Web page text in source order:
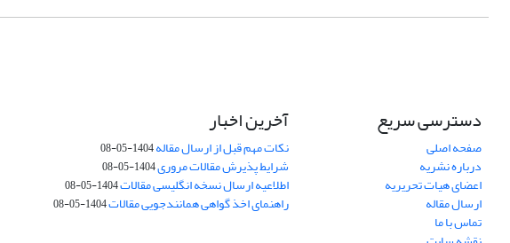
دسترسی سریع
صفحه اصلی
درباره نشریه
اعضای هیات تحریریه
ارسال مقاله
تماس با ما
آخرین اخبار
نکات مهم قبل از ارسال مقاله1404-05-08
شرایط پذیرش مقالات مروری1404-05-08
اطلاعیه ارسال نسخه انگلیسی مقالات1404-05-08
راهنمای اخذ گواهی همانندجویی مقالات1404-05-08